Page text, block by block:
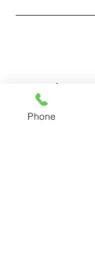
Consultez nos
Phone